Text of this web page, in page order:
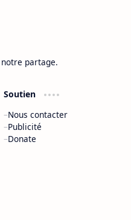
partage.
Soutien
Nous contacter
Publicité
Donate